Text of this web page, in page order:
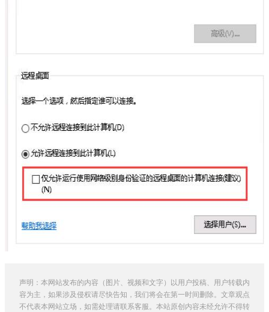
声明：本网站发布的内容（图片、视频和文字）以用户投稿、用户转载内
容为主，如果涉及侵权请尽快告知，我们将会在第一时间删除。文章观点
不代表本网站立场，如需处理请联系客服。本站原创内容未经允许不得转